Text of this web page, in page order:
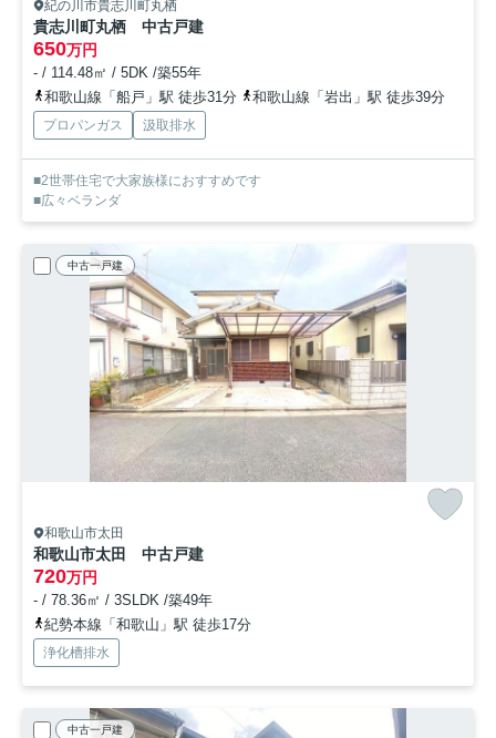
紀の川市貴志川町丸栖
貴志川町丸栖 中古戸建
650万円
- / 114.48㎡ / 5DK /築55年
和歌山線「船戸」駅 徒歩31分
和歌山線「岩出」駅 徒歩39分
プロパンガス 汲取排水
■2世帯住宅で大家族様におすすめです
■広々ベランダ
中古一戸建
和歌山市太田
和歌山市太田 中古戸建
720万円
- / 78.36㎡ / 3SLDK /築49年
紀勢本線「和歌山」駅 徒歩17分
浄化槽排水
中古一戸建